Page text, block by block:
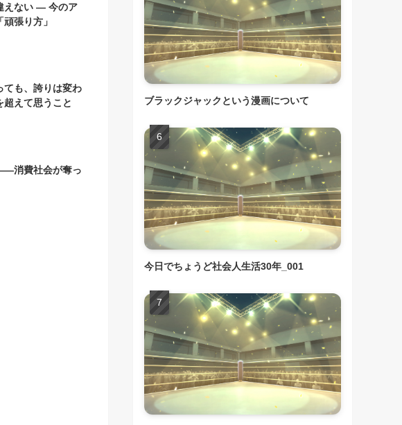
えない ― 今のア
張り方」
ても、誇りは変わ
えて思うこと
消費社会が奪っ
ブラックジャックという漫画について
今日でちょうど社会人生活30年_001